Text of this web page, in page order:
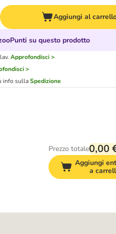
Aggiungi al
su questo prodotto
Approfondisci >
>
info sullaSpedizione
Prezzo totale0,00
Aggiungi
a